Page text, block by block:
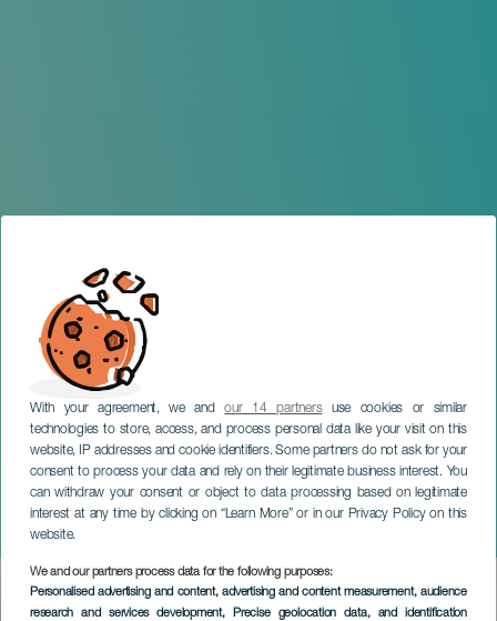
With your agreement, we andour 14 partnersuse cookies or similar
technologies to store, access, and process personal data like your visit on this
website, IP addresses and cookie identifiers. Some partners do not ask for your
consent to process your data and rely on their legitimate business interest. You
can withdraw your consent or object to data processing based on legitimate
interest at any time by clicking on “Learn More” or in our Privacy Policy on this
website.
We and our partners process data for the following purposes:
Personalised advertising and content, advertising and content measurement, audience
research and services development, Precise geolocation data, and identification
Génesis de Jesús en
concierto
TENERIFE
Imagen
Listado